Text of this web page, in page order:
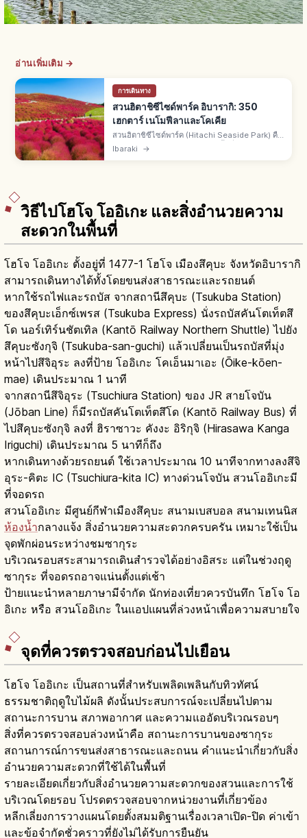
อ่านเพิ่มเติม →
การเดินทาง
สวนฮิตาชิซีไซด์พาร์ค อิบารากิ: 350
เฮกตาร์ เนโมฟีลาและโคเคีย
สวนฮิตาชิซีไซด์พาร์ค (Hitachi Seaside Park) คือ
สวนรัฐในฮิตาชินากะ จ.อิบารากิ พื้นที่รวม 350
Ibaraki →
วิธีไปโฮโจ โออิเกะ และสิ่งอำนวยความ
สะดวกในพื้นที่
โฮโจ โออิเกะ ตั้งอยู่ที่ 1477-1 โฮโจ เมืองสึคุบะ จังหวัดอิบารากิ
สามารถเดินทางได้ทั้งโดยขนส่งสาธารณะและรถยนต์
หากใช้รถไฟและรถบัส จากสถานีสึคุบะ (Tsukuba Station)
ของสึคุบะเอ็กซ์เพรส (Tsukuba Express) นั่งรถบัสคันโตเท็ตสึ
โด นอร์เทิร์นชัตเทิล (Kantō Railway Northern Shuttle) ไปยัง
สึคุบะซังกุจิ (Tsukuba-san-guchi) แล้วเปลี่ยนเป็นรถบัสที่มุ่ง
หน้าไปสึจิอุระ ลงที่ป้าย โออิเกะ โคเอ็นมาเอะ (Ōike-kōen-
mae) เดินประมาณ 1 นาที
จากสถานีสึจิอุระ (Tsuchiura Station) ของ JR สายโจบัน
(Jōban Line) ก็มีรถบัสคันโตเท็ตสึโด (Kantō Railway Bus) ที่
ไปสึคุบะซังกุจิ ลงที่ ฮิราซาวะ คังงะ อิริกุจิ (Hirasawa Kanga
Iriguchi) เดินประมาณ 5 นาทีก็ถึง
หากเดินทางด้วยรถยนต์ ใช้เวลาประมาณ 10 นาทีจากทางลงสึจิ
อุระ-คิตะ IC (Tsuchiura-kita IC) ทางด่วนโจบัน สวนโออิเกะมี
ที่จอดรถ
สวนโออิเกะ มีศูนย์กีฬาเมืองสึคุบะ สนามเบสบอล สนามเทนนิส
ห้องน้ำกลางแจ้ง สิ่งอำนวยความสะดวกครบครัน เหมาะใช้เป็น
จุดพักผ่อนระหว่างชมซากุระ
บริเวณรอบสระสามารถเดินสำรวจได้อย่างอิสระ แต่ในช่วงฤดู
ซากุระ ที่จอดรถอาจแน่นตั้งแต่เช้า
ป้ายแนะนำหลายภาษามีจำกัด นักท่องเที่ยวควรบันทึก โฮโจ โอ
อิเกะ หรือ สวนโออิเกะ ในแอปแผนที่ล่วงหน้าเพื่อความสบายใจ
จุดที่ควรตรวจสอบก่อนไปเยือน
โฮโจ โออิเกะ เป็นสถานที่สำหรับเพลิดเพลินกับทิวทัศน์
ธรรมชาติฤดูใบไม้ผลิ ดังนั้นประสบการณ์จะเปลี่ยนไปตาม
สถานะการบาน สภาพอากาศ และความแออัดบริเวณรอบๆ
สิ่งที่ควรตรวจสอบล่วงหน้าคือ สถานะการบานของซากุระ
สถานการณ์การขนส่งสาธารณะและถนน คำแนะนำเกี่ยวกับสิ่ง
อำนวยความสะดวกที่ใช้ได้ในพื้นที่
รายละเอียดเกี่ยวกับสิ่งอำนวยความสะดวกของสวนและการใช้
บริเวณโดยรอบ โปรดตรวจสอบจากหน่วยงานที่เกี่ยวข้อง
หลีกเลี่ยงการวางแผนโดยตั้งสมมติฐานเรื่องเวลาเปิด-ปิด ค่าเข้า
และข้อจำกัดชั่วคราวที่ยังไม่ได้รับการยืนยัน